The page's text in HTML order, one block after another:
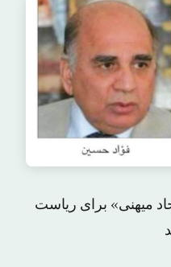
میهنی» برای ریاست